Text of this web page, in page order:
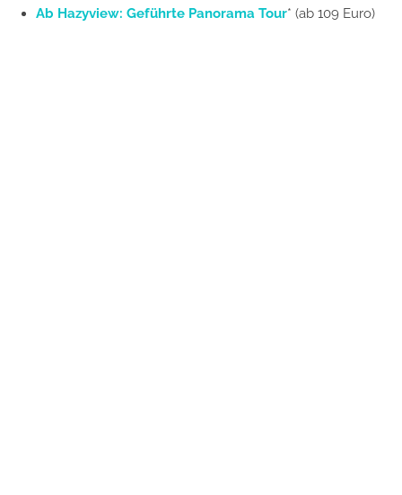
Ab Hazyview: Geführte Panorama Tour* (ab 109 Euro)